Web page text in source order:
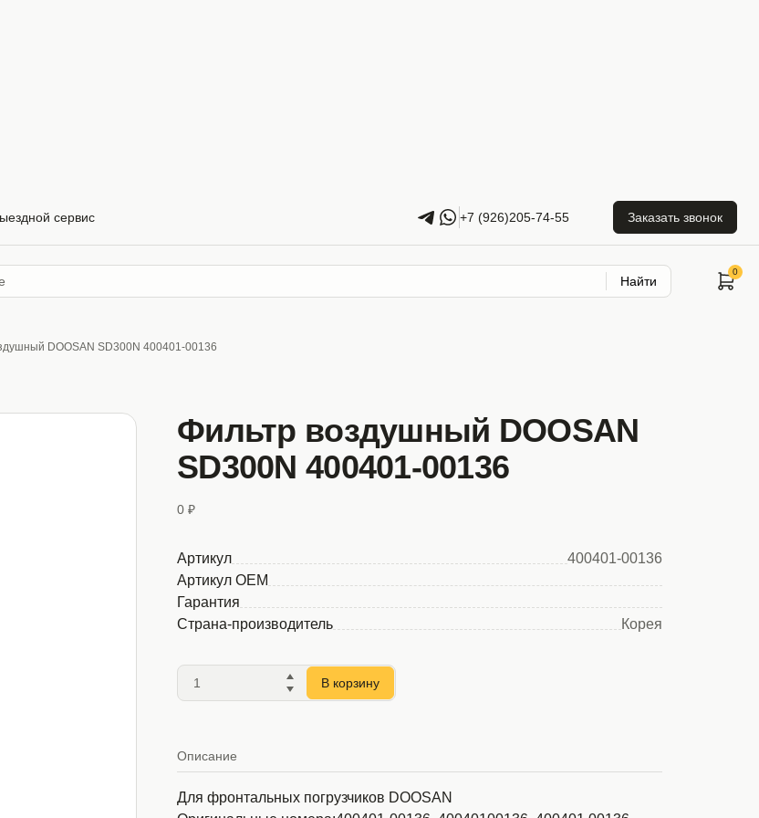
сервис +7 (926)205-74-55 Заказать звонок
Найти
DOOSAN SD300N 400401-00136
Фильтр воздушный DOOSAN
SD300N 400401-00136
0 ₽
Артикул
400401-00136
Артикул OEM
Гарантия
Страна-производитель
Корея
В корзину
Описание
Для фронтальных погрузчиков DOOSAN